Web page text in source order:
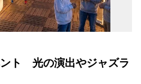
ト 光の演出やジャズラ